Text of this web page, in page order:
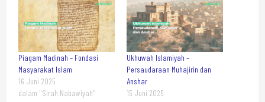
Piagam Madinah – Fondasi
Masyarakat Islam
16 Juni 2025
dalam "Sirah Nabawiyah"
Ukhuwah Islamiyah –
Persaudaraan Muhajirin dan
Anshar
15 Juni 2025